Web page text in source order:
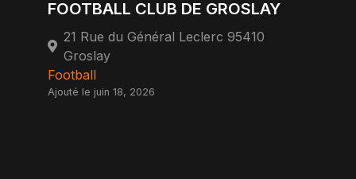
FOOTBALL CLUB DE GROSLAY
21 Rue du Général Leclerc 95410
Groslay
Football
Ajouté le juin 18, 2026